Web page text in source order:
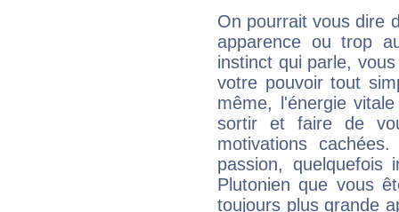
On pourrait vous dire
apparence ou trop
instinct qui parle,
votre pouvoir tout
même, l'énergie
sortir et faire de
motivations
passion, quelquefois
Plutonien que vous
toujours plus grande